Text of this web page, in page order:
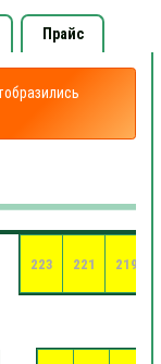
Прайс
219
221
223